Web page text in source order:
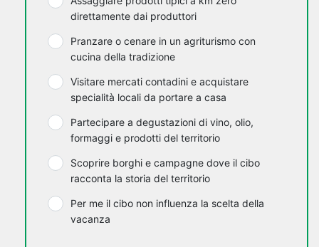
direttamente dai produttori
Pranzare o cenare in un agriturismo con
cucina della tradizione
Visitare mercati contadini e acquistare
specialità locali da portare a casa
Partecipare a degustazioni di vino, olio,
formaggi e prodotti del territorio
Scoprire borghi e campagne dove il cibo
racconta la storia del territorio
Per me il cibo non influenza la scelta della
vacanza